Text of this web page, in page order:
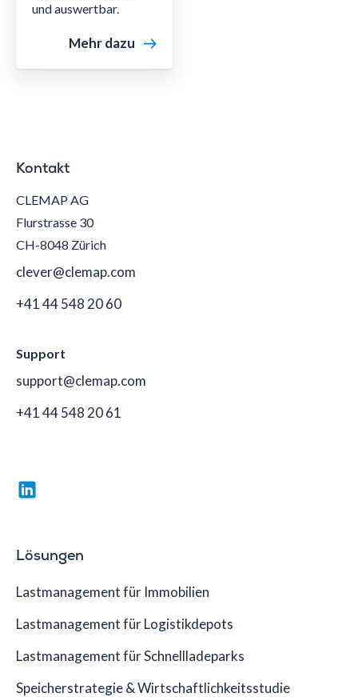
und auswertbar.
Mehr dazu
Kontakt
CLEMAP AG
Flurstrasse 30
CH-8048 Zürich
clever@clemap.com
+41 44 548 20 60
Support
support@clemap.com
+41 44 548 20 61
Lösungen
Lastmanagement für Immobilien
Lastmanagement für Logistikdepots
Lastmanagement für Schnellladeparks
Speicherstrategie & Wirtschaftlichkeitsstudie